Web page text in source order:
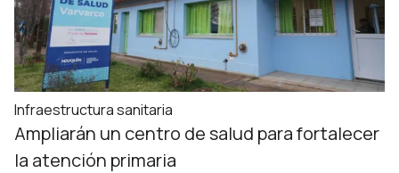
Infraestructura sanitaria
Ampliarán un centro de salud para fortalecer
la atención primaria